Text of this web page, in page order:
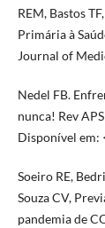
REM, Bastos
Primária à
Journal of
Nedel FB.
nunca! Rev
Disponível em:
Soeiro RE,
Souza CV,
pandemia de